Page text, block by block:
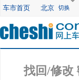
车市首页 北京 切换
找回/修改